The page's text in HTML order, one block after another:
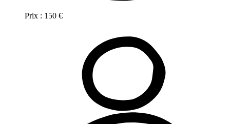
Prix : 150 €